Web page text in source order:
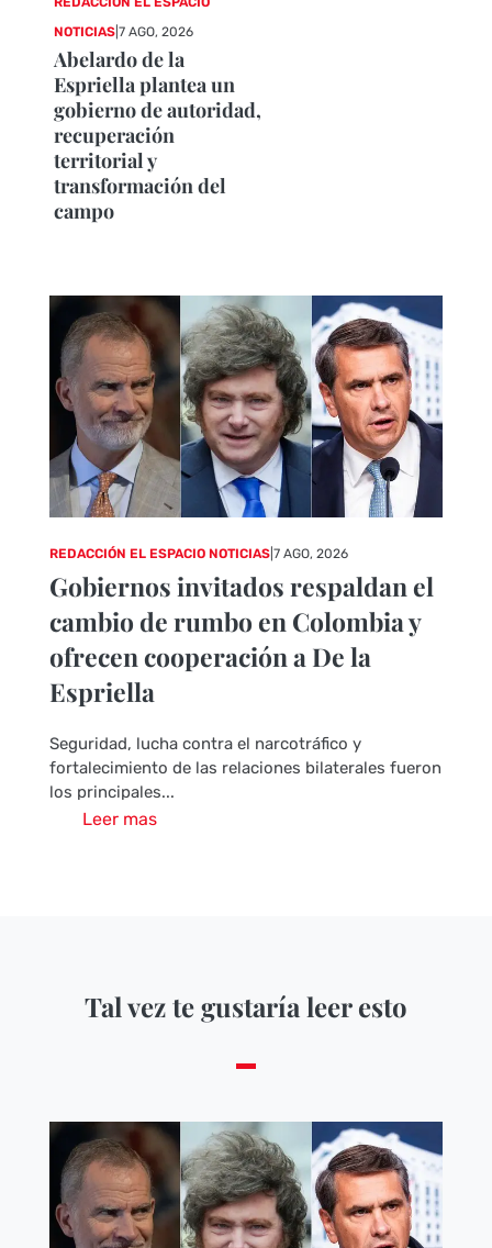
NOTICIAS |7 AGO, 2026
Abelardo de la
Espriella plantea un
gobierno de autoridad,
recuperación
territorial y
transformación del
campo
REDACCIÓN EL ESPACIO NOTICIAS| 7 AGO, 2026
Gobiernos invitados respaldan el
cambio de rumbo en Colombia y
ofrecen cooperación a De la
Espriella
Seguridad, lucha contra el narcotráfico y
fortalecimiento de las relaciones bilaterales fueron
los principales...
Leer mas
Tal vez te gustaría leer esto